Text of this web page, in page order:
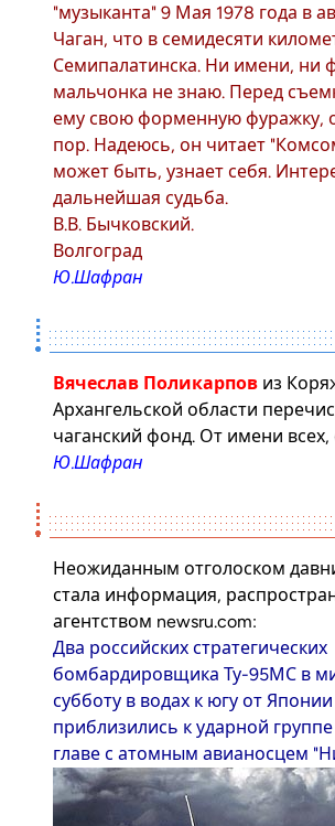
"музыканта" 9 Мая 1978 года в
Чаган, что в семидесяти
Семипалатинска. Ни имени, ни
мальчонка не знаю. Перед
ему свою форменную фуражку,
пор. Надеюсь, он читает
может быть, узнает себя.
дальнейшая судьба.
В.В. Бычковский.
Волгоград
Ю.Шафран
Вячеслав Поликарпов из
Архангельской области
чаганский фонд. От имени всех,
Ю.Шафран
Неожиданным отголоском
стала информация,
агентством newsru.com:
Два российских стратегических
бомбардировщика Ту-95МС в
субботу в водах к югу от
приблизились к ударной
главе с атомным авианосцем